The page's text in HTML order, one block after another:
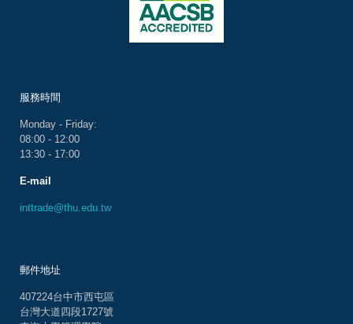
服務時間
Monday - Friday:
08:00 - 12:00
13:30 - 17:00
E-mail
inttrade@thu.edu.tw
郵件地址
407224台中市西屯區
台灣大道四段1727號